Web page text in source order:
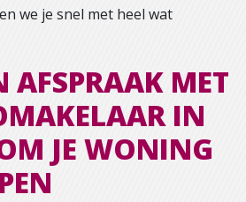
we je snel met heel wat
AFSPRAAK MET
IN
JE WONING